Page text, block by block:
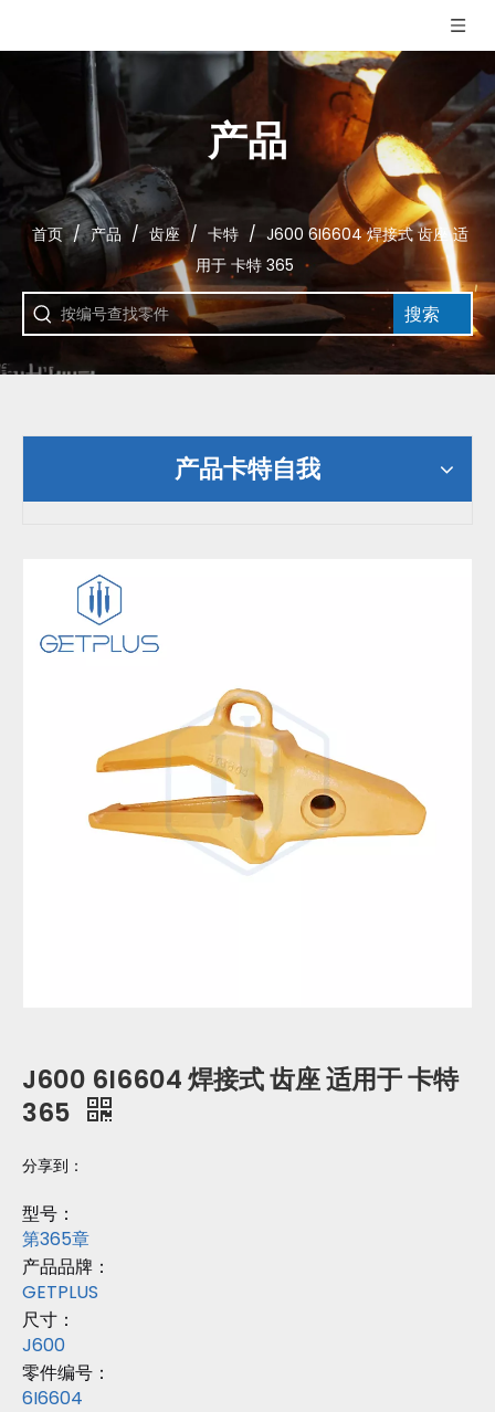
产品
首页 / 产品 / 齿座 / 卡特 / J600 6I6604 焊接式 齿座 适
用于 卡特 365
搜索
产品卡特自我
J600 6I6604 焊接式 齿座 适用于 卡特
365
分享到：
型号：
第365章
产品品牌：
GETPLUS
尺寸：
J600
零件编号：
6I6604